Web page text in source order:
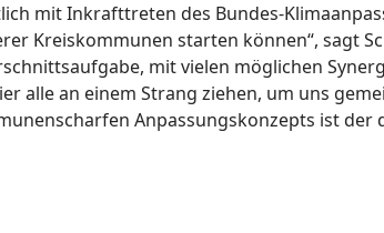
mit Inkrafttreten des Bundes-
Kreiskommunen starten können“, sagt
mit vielen möglichen
alle an einem Strang ziehen, um uns
Anpassungskonzepts ist der